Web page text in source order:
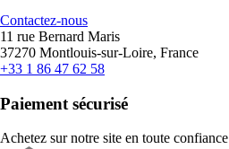
Contactez-nous
11 rue Bernard Maris
37270 Montlouis-sur-Loire, France
+33 1 86 47 62 58
Paiement sécurisé
Achetez sur notre site en toute confiance